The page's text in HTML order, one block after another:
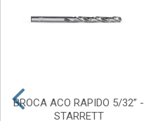
BROCA ACO RAPIDO 5/32” -
STARRETT